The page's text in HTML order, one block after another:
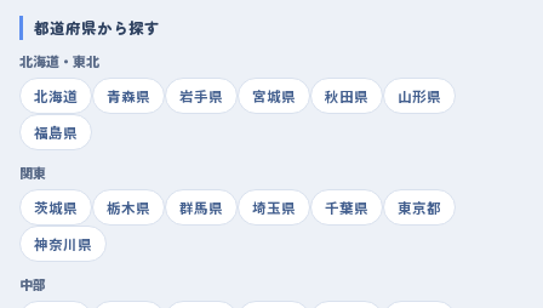
都道府県から探す
北海道・東北
北海道
青森県 岩手県 宮城県 秋田県
山形県
福島県
関東
茨城県
栃木県 群馬県 埼玉県 千葉県
東京都
神奈川県
中部